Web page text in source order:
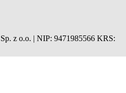
z o.o. | NIP: 9471985566 KRS: